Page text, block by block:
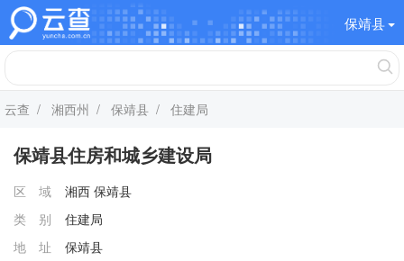
保靖县
云查 / 湘西州 / 保靖县 / 住建局
保靖县住房和城乡建设局
区 域 湘西 保靖县
类 别
住建局
地 址
保靖县